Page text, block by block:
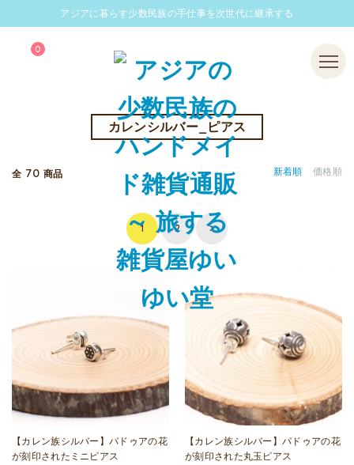
アジアに暮らす少数民族の手仕事を次世代に継承する
0 Menu
カレンシルバー_ピアス
全 70 商品 新着順 価格順
1 2 >
【カレン族シルバー】パドゥアの花
が刻印されたミニピアス
【カレン族シルバー】パドゥアの花
が刻印された丸玉ピアス